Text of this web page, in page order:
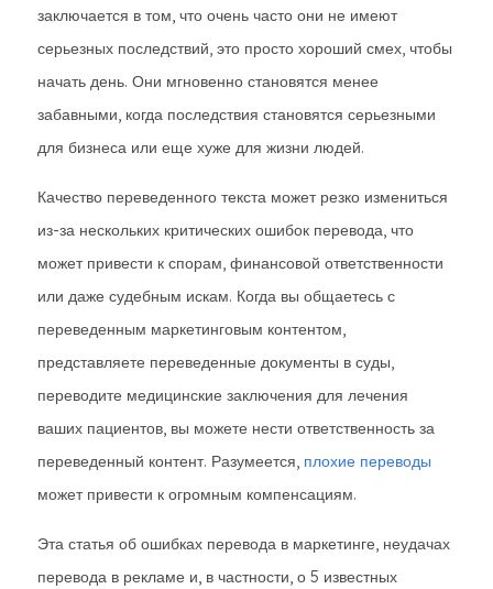
заключается в том, что очень часто они не имеют
серьезных последствий, это просто хороший смех, чтобы
начать день. Они мгновенно становятся менее
забавными, когда последствия становятся серьезными
для бизнеса или еще хуже для жизни людей.
Качество переведенного текста может резко измениться
из-за нескольких критических ошибок перевода, что
может привести к спорам, финансовой ответственности
или даже судебным искам. Когда вы общаетесь с
переведенным маркетинговым контентом,
представляете переведенные документы в суды,
переводите медицинские заключения для лечения
ваших пациентов, вы можете нести ответственность за
переведенный контент. Разумеется, плохие переводы
может привести к огромным компенсациям.
Эта статья об ошибках перевода в маркетинге, неудачах
перевода в рекламе и, в частности, о 5 известных